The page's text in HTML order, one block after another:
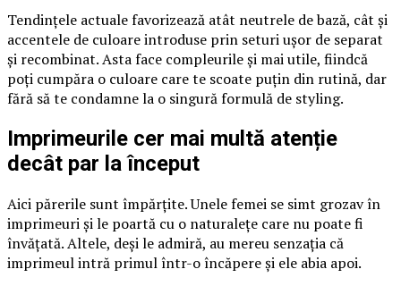
Tendințele actuale favorizează atât neutrele de bază, cât și
accentele de culoare introduse prin seturi ușor de separat
și recombinat. Asta face compleurile și mai utile, fiindcă
poți cumpăra o culoare care te scoate puțin din rutină, dar
fără să te condamne la o singură formulă de styling.
Imprimeurile cer mai multă atenție
decât par la început
Aici părerile sunt împărțite. Unele femei se simt grozav în
imprimeuri și le poartă cu o naturalețe care nu poate fi
învățată. Altele, deși le admiră, au mereu senzația că
imprimeul intră primul într-o încăpere și ele abia apoi.